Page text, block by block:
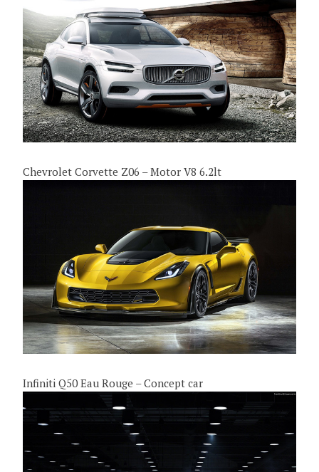
Chevrolet Corvette Z06 – Motor V8 6.2lt
Infiniti Q50 Eau Rouge – Concept car